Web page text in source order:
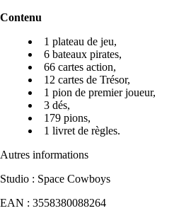
Contenu
1 plateau de jeu,
6 bateaux pirates,
66 cartes action,
12 cartes de Trésor,
1 pion de premier joueur,
3 dés,
179 pions,
1 livret de règles.
Autres informations
Studio : Space Cowboys
EAN : 3558380088264